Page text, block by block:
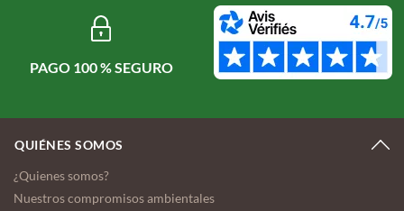
PAGO 100 % SEGURO
QUIÉNES SOMOS
¿Quienes somos?
Nuestros compromisos ambientales